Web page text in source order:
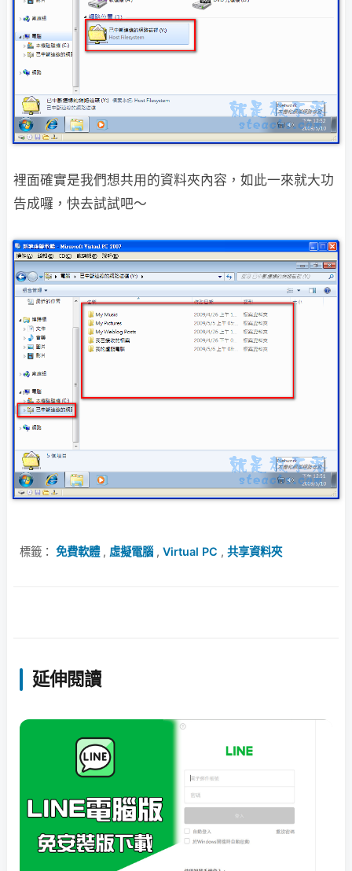
裡面確實是我們想共用的資料夾內容，如此一來就大功
告成囉，快去試試吧～
標籤： 免費軟體, 虛擬電腦, Virtual PC , 共享資料夾
延伸閱讀